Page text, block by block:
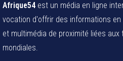
Afrique54 est un média en ligne
vocation d'offrir des informations en
et multimédia de proximité liées
mondiales.